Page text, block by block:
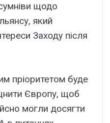
щодо
який
Заходу після
пріоритетом буде
Європу, щоб
могли досягти